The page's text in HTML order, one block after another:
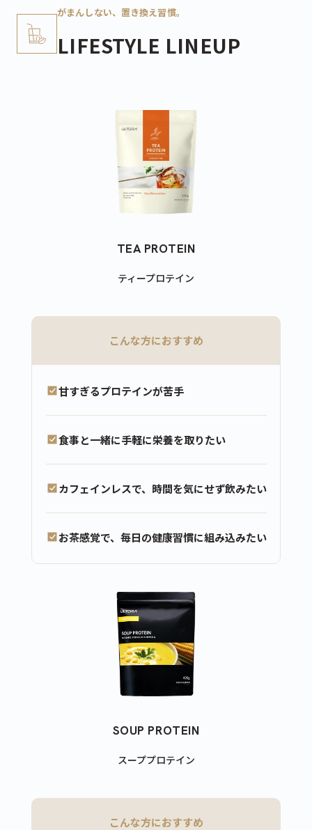
がまんしない、置き換え習慣。
LIFESTYLE LINEUP
TEA PROTEIN
ティープロテイン
こんな方におすすめ
甘すぎるプロテインが苦手
食事と一緒に手軽に栄養を取りたい
カフェインレスで、時間を気にせず飲みたい
お茶感覚で、毎日の健康習慣に組み込みたい
SOUP PROTEIN
スーププロテイン
こんな方におすすめ
カートを確認
810g
¥5,940 (税込)